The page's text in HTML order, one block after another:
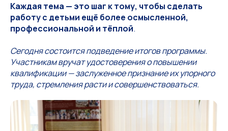
Каждая тема — это шаг к тому, чтобы сделать
работу с детьми ещё более осмысленной,
профессиональной и тёплой.
Сегодня состоится подведение итогов программы.
Участникам вручат удостоверения о повышении
квалификации — заслуженное признание их упорного
труда, стремления расти и совершенствоваться.